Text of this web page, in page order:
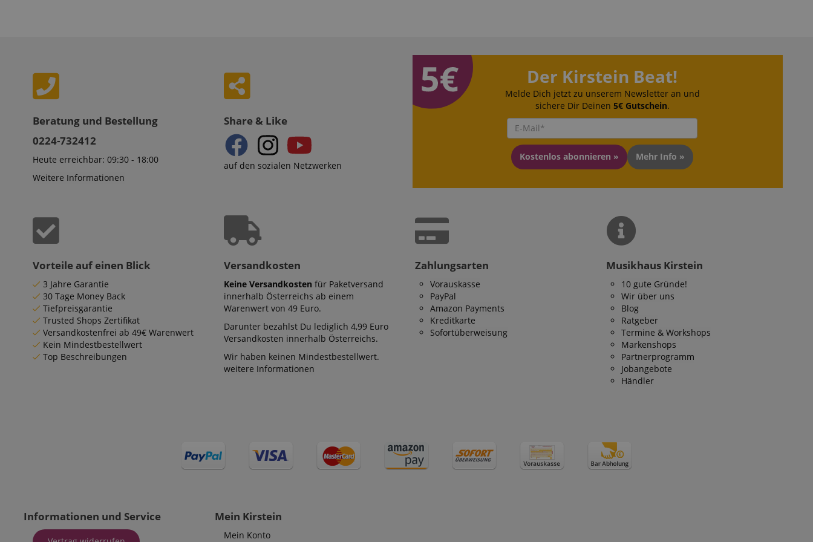
Der Kirstein Beat!
Melde Dich jetzt zu unserem Newsletter an und
sichere Dir Deinen 5€ Gutschein.
Kostenlos abonnieren » Mehr Info »
Beratung und Bestellung
0224-732412
Heute erreichbar: 09:30 - 18:00
Weitere Informationen
Share & Like
auf den sozialen Netzwerken
Vorteile auf einen Blick
3 Jahre Garantie
30 Tage Money Back
Tiefpreisgarantie
Trusted Shops Zertifikat
Versandkostenfrei ab 49€ Warenwert
Kein Mindestbestellwert
Top Beschreibungen
Versandkosten
Keine Versandkosten für Paketversand
innerhalb Österreichs ab einem
Warenwert von 49 Euro.
Darunter bezahlst Du lediglich 4,99 Euro
Versandkosten innerhalb Österreichs.
Wir haben keinen Mindestbestellwert.
weitere Informationen
Zahlungsarten
Vorauskasse
PayPal
Amazon Payments
Kreditkarte
Sofortüberweisung
Musikhaus Kirstein
10 gute Gründe!
Wir über uns
Blog
Ratgeber
Termine & Workshops
Markenshops
Partnerprogramm
Jobangebote
Händler
Informationen und Service Mein Kirstein
Mein Konto
Google-Datenschutzerklärung